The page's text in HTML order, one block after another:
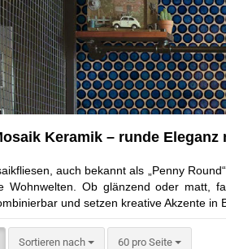
Keramik – runde Eleganz
auch bekannt als „Penny
Wohnwelten. Ob glänzend oder matt,
und setzen kreative Akzente in
Sortieren nach
Sortieren nach 60 pro Seite
pro Seite